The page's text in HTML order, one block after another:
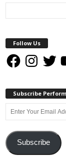
Follow Us
FacebookInstagram
Twitter
Subscribe
Enter
Your
AddressSubscribe